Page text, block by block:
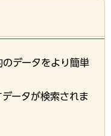
データをより簡単
ータが検索されま